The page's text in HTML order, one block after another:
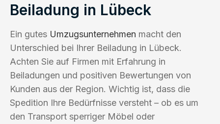
Beiladung in Lübeck
Ein gutes Umzugsunternehmen macht den
Unterschied bei Ihrer Beiladung in Lübeck.
Achten Sie auf Firmen mit Erfahrung in
Beiladungen und positiven Bewertungen von
Kunden aus der Region. Wichtig ist, dass die
Spedition Ihre Bedürfnisse versteht – ob es um
den Transport sperriger Möbel oder